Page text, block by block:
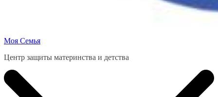
Моя Семья
Центр защиты материнства и детства